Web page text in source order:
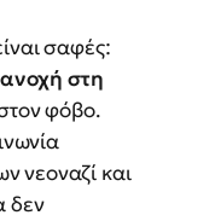
σαφές:
στη
φόβο.
νεοναζί και
δεν